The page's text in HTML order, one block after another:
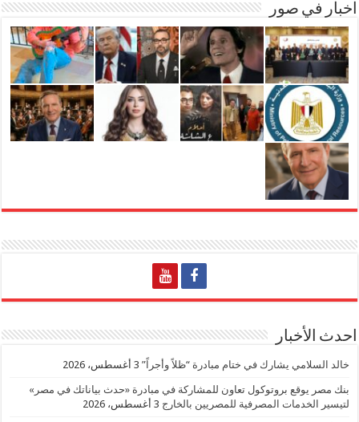
اخبار في صور
احدث الأخبار
خالد السلامي يشارك في ختام مبادرة “ظلاً وأجراً” 3 أغسطس، 2026
بنك مصر يوقع بروتوكول تعاون للمشاركة في مبادرة «حدث بياناتك في مصر»
لتيسير الخدمات المصرفية للمصريين بالخارج 3 أغسطس، 2026